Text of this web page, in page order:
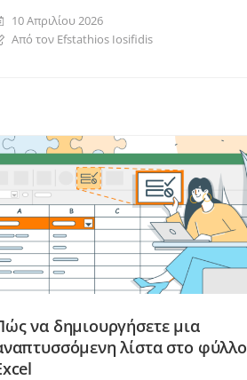
10 Απριλίου 2026
Από τον Efstathios Iosifidis
να δημιουργήσετε μια
λίστα στο φύλλο